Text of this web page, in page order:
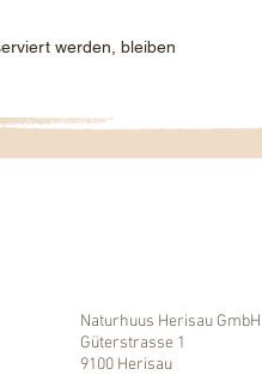
werden, bleiben
Naturhuus Herisau GmbH
Güterstrasse 1
9100 Herisau